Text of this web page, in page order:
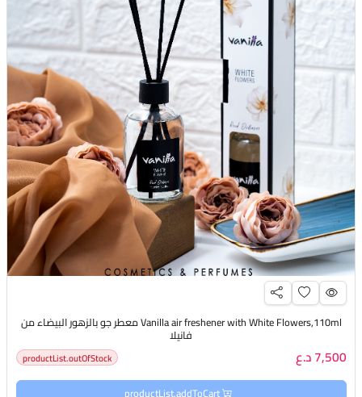
Vanilla air freshener with White Flowers,110ml معطر جو بالزهور البيضاء من
فانيلا
7,500 د.ع productList.outOfStock